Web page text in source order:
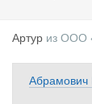
Артур из ООО
Абрамович